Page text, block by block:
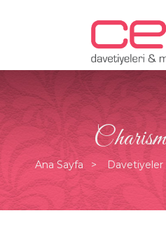
Ana Sayfa Davetiyeler